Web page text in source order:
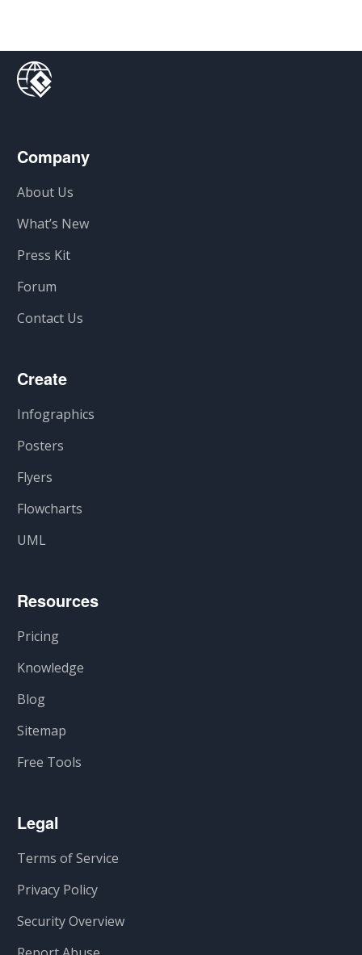
Company
About Us
What’s New
Press Kit
Forum
Contact Us
Create
Infographics
Posters
Flyers
Flowcharts
UML
Resources
Pricing
Knowledge
Blog
Sitemap
Free Tools
Legal
Terms of Service
Privacy Policy
Security Overview